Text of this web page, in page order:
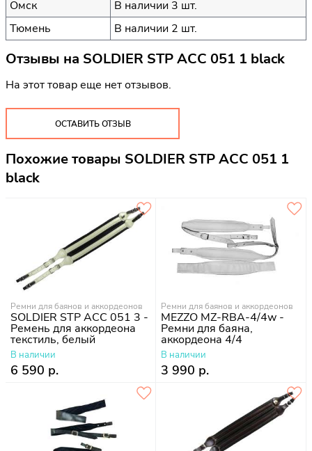
Омск
В наличии 3 шт.
Тюмень
В наличии 2 шт.
Отзывы на SOLDIER STP ACC 051 1 black
На этот товар еще нет отзывов.
ОСТАВИТЬ ОТЗЫВ
Похожие товары SOLDIER STP ACC 051 1
black
Ремни для баянов и аккордеонов
SOLDIER STP ACC 051 3 -
Ремень для аккордеона
текстиль, белый
В наличии
6 590 р.
Ремни для баянов и аккордеонов
MEZZO MZ-RBA-4/4w -
Ремни для баяна,
аккордеона 4/4
В наличии
3 990 р.